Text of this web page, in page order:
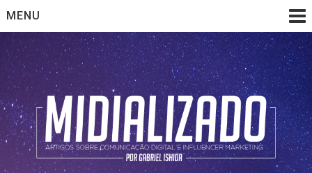
to
content
MENU